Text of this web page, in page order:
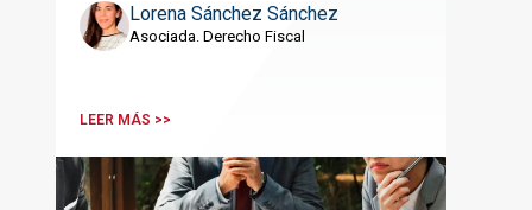
Lorena Sánchez Sánchez
Asociada. Derecho Fiscal
LEER MÁS >>